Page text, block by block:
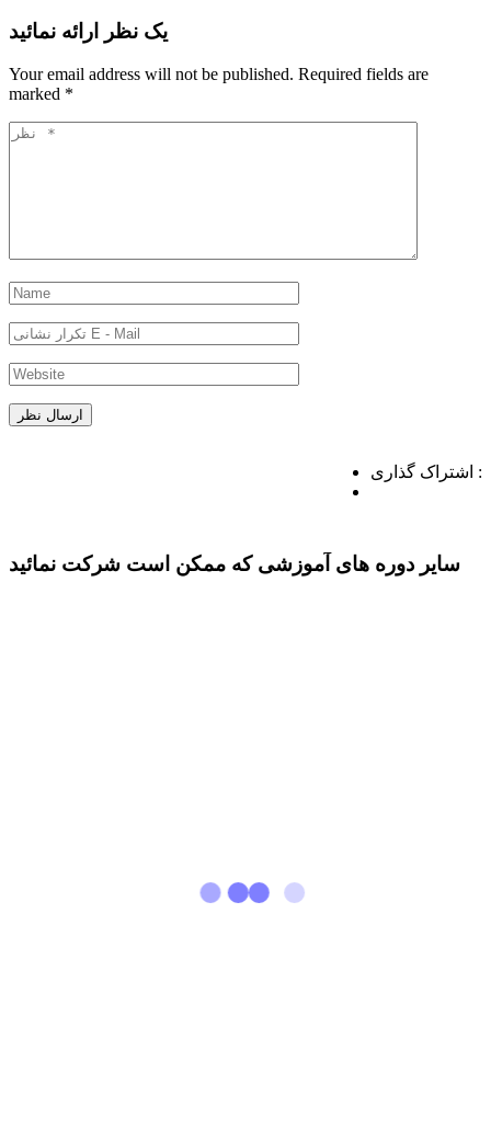
یک نظر ارائه نمائید
Your email address will not be published. Required fields are
marked *
اشتراک گذاری :
سایر دوره های آموزشی که ممکن است شرکت نمائید